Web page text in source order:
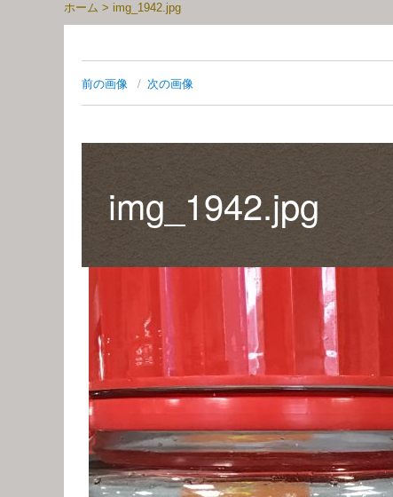
ホーム > img_1942.jpg
前の画像 次の画像
img_1942.jpg